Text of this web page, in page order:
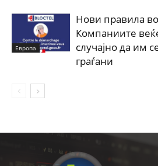
Европа
Нови правила
Компаниите
случајно да им
граѓани